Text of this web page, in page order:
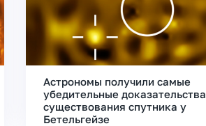
Астрономы получили самые
убедительные доказательства
существования спутника у
Бетельгейзе